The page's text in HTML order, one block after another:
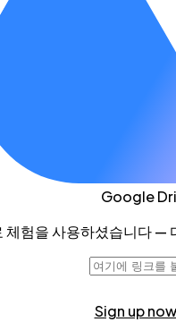
Google
체험을 사용하셨습니다 —
Sign up now